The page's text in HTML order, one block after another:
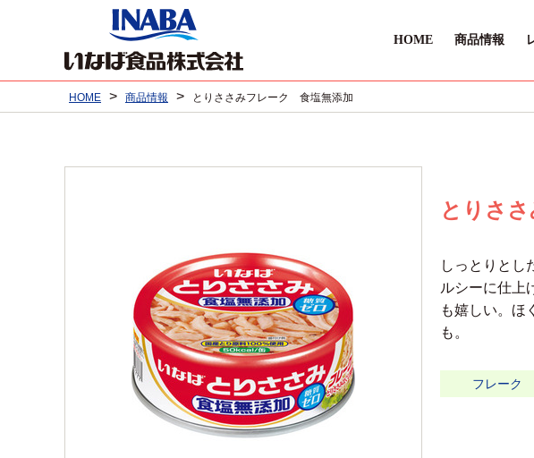
HOME 商品情報
HOME > 商品情報 > とりささみフレーク 食塩無添加
とりさ
しっとりとし
ルシーに仕上
も嬉しい。ほ
も。
フレーク